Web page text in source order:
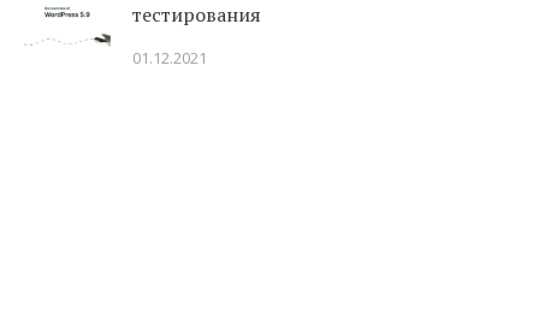
тестирования
01.12.2021